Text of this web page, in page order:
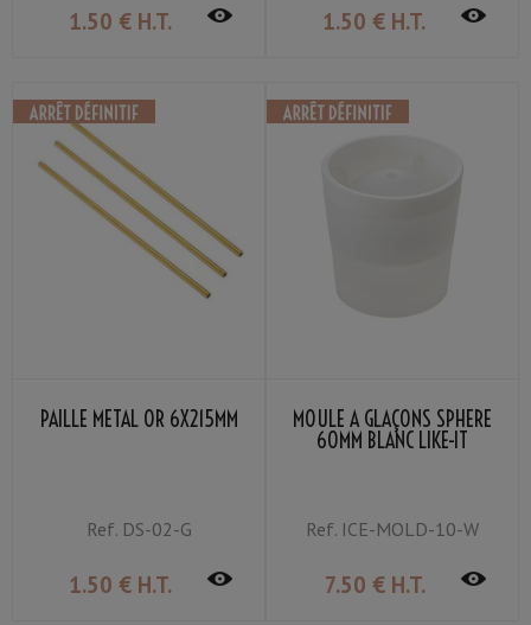
1.50 € H.T. 1.50 € H.T.
PAILLE MÉTAL OR 6X215MM
Ref.DS-02-G
1.50 € H.T.
MOULE À GLAÇONS SPHÈRE
60MM BLANC LIKE-IT
Ref. ICE-MOLD-10-W
7.50 € H.T.